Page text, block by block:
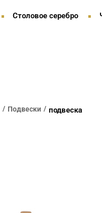
Столовое серебро
Подвески подвеска